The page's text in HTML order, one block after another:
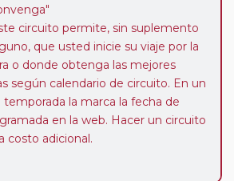
circuito permite, sin suplemento
que usted inicie su viaje por la
o donde obtenga las mejores
según calendario de circuito. En un
la marca la fecha de
en la web. Hacer un circuito
costo adicional.
el sector de viaje que más le